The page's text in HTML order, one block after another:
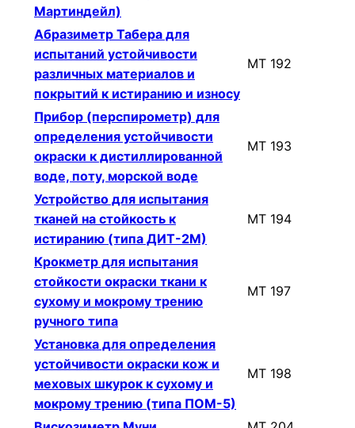
Мартиндейл)
Абразиметр Табера для
испытаний устойчивости
различных материалов и
покрытий к истиранию и износу
МТ 192
Прибор (перспирометр) для
определения устойчивости
окраски к дистиллированной
воде, поту, морской воде
МТ 193
Устройство для испытания
тканей на стойкость к
истиранию (типа ДИТ-2М)
МТ 194
Крокметр для испытания
стойкости окраски ткани к
сухому и мокрому трению
ручного типа
МТ 197
Установка для определения
устойчивости окраски кож и
меховых шкурок к сухому и
мокрому трению (типа ПОМ-5)
МТ 198